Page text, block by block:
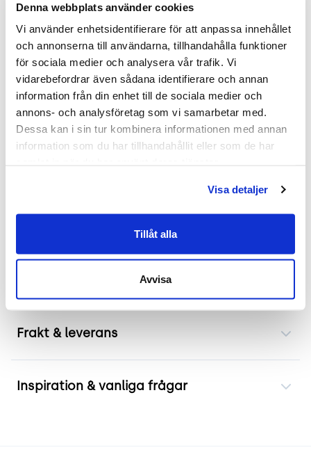
Denna webbplats använder cookies
Vi använder enhetsidentifierare för att anpassa innehållet
och annonserna till användarna, tillhandahålla funktioner
för sociala medier och analysera vår trafik. Vi
vidarebefordrar även sådana identifierare och annan
information från din enhet till de sociala medier och
annons- och analysföretag som vi samarbetar med.
Dessa kan i sin tur kombinera informationen med annan
information som du har tillhandahållit eller som de har
Visa detaljer
Tillåt alla
Avvisa
Mått: Bordsskivan mäter 140x80 cm. Lägsta
höjd ca 65 cm, högsta höjd ca 120 cm.
Skick: 4/5
2 års garanti
Mer om produkten
Detta eleganta och funktionella skrivbord
är designat för att ge en optimal
justering via tydliga knappar placerade på
sidan av bordet. Inkluderar praktiska
lösningar som kabelhål och en integrerad
kabelkorg för att hålla arbetsytan
Frakt & leverans
Inspiration & vanliga frågar